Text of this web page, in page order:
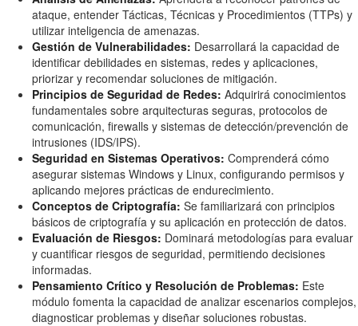
ataque, entender Tácticas, Técnicas y Procedimientos (TTPs) y
utilizar inteligencia de amenazas.
Gestión de Vulnerabilidades: Desarrollará la capacidad de
identificar debilidades en sistemas, redes y aplicaciones,
priorizar y recomendar soluciones de mitigación.
Principios de Seguridad de Redes: Adquirirá conocimientos
fundamentales sobre arquitecturas seguras, protocolos de
comunicación, firewalls y sistemas de detección/prevención de
intrusiones (IDS/IPS).
Seguridad en Sistemas Operativos: Comprenderá cómo
asegurar sistemas Windows y Linux, configurando permisos y
aplicando mejores prácticas de endurecimiento.
Conceptos de Criptografía: Se familiarizará con principios
básicos de criptografía y su aplicación en protección de datos.
Evaluación de Riesgos: Dominará metodologías para evaluar
y cuantificar riesgos de seguridad, permitiendo decisiones
informadas.
Pensamiento Crítico y Resolución de Problemas: Este
módulo fomenta la capacidad de analizar escenarios complejos,
diagnosticar problemas y diseñar soluciones robustas.